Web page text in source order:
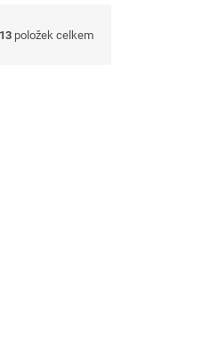
položek celkem